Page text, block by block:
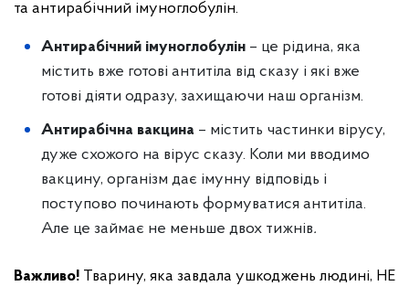
та антирабічний імуноглобулін.
Антирабічний імуноглобулін – це рідина, яка
містить вже готові антитіла від сказу і які вже
готові діяти одразу, захищаючи наш організм.
Антирабічна вакцина – містить частинки вірусу,
дуже схожого на вірус сказу. Коли ми вводимо
вакцину, організм дає імунну відповідь і
поступово починають формуватися антитіла.
Але це займає не меньше двох тижнів.
Важливо! Тварину, яка завдала ушкоджень людині, НЕ